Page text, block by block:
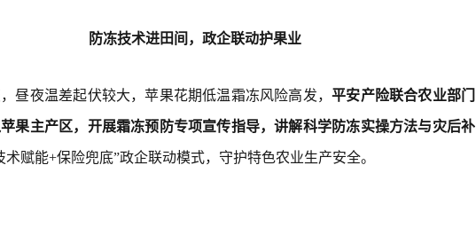
防冻技术进田间，政企联动护果业
昼夜温差起伏较大，苹果花期低温霜冻风险高发，平安产险联合农业部门
果主产区，开展霜冻预防专项宣传指导，讲解科学防冻实操方法与灾后补
术赋能+保险兜底”政企联动模式，守护特色农业生产安全。